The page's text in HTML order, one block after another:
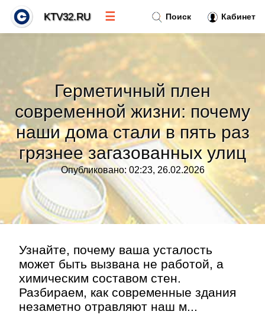
Герметичный плен
современной жизни: почему
наши дома стали в пять раз
грязнее загазованных улиц
Опубликовано: 02:23, 26.02.2026
Узнайте, почему ваша усталость
может быть вызвана не работой, а
химическим составом стен.
Разбираем, как современные здания
незаметно отравляют наш м...
Поиск Кабинет
KTV32.RU ☰
Тренды новостей»
Рубрики»
Правила»
Контакт»